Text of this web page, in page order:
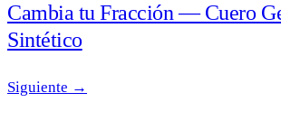
Cambia tu Fracción — Cuero
Sintético
Siguiente →